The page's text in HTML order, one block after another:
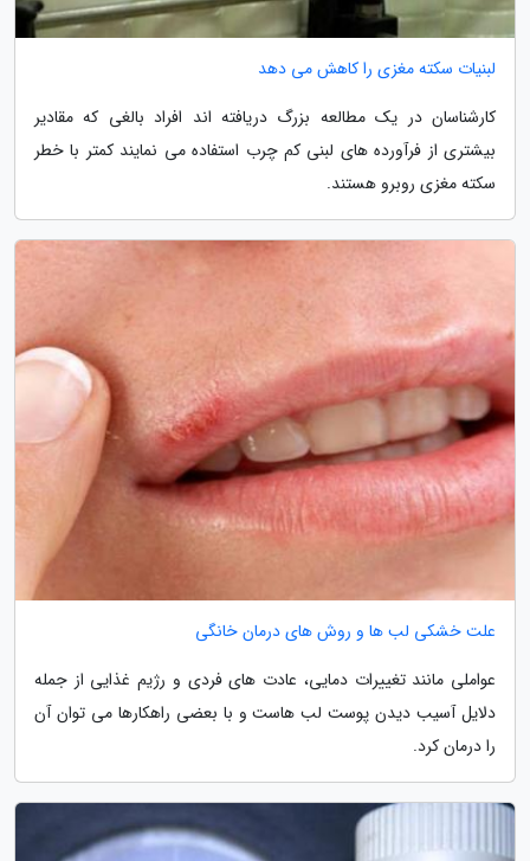
لبنیات سکته مغزی را کاهش می دهد
کارشناسان در یک مطالعه بزرگ دریافته اند افراد بالغی که مقادیر
بیشتری از فرآورده های لبنی کم چرب استفاده می نمایند کمتر با خطر
سکته مغزی روبرو هستند.
علت خشکی لب ها و روش های درمان خانگی
عواملی مانند تغییرات دمایی، عادت های فردی و رژیم غذایی از جمله
دلایل آسیب دیدن پوست لب هاست و با بعضی راهکارها می توان آن
را درمان کرد.